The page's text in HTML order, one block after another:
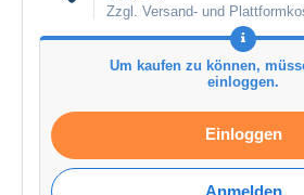
Zzgl. Versand- und
Um kaufen zu können,
einloggen.
Einloggen
Anmelden